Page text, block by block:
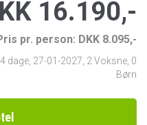
16.190,-
pr. person: DKK 8.095,-
4 dage 27-01-2027 2 Voksne, 0
Børn